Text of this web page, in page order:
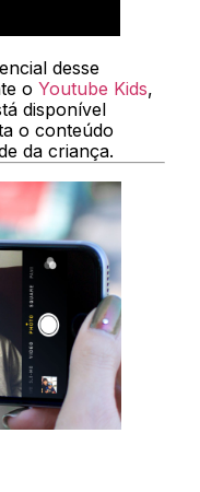
desse
oYoutube Kids,
disponível
o conteúdo
da criança.